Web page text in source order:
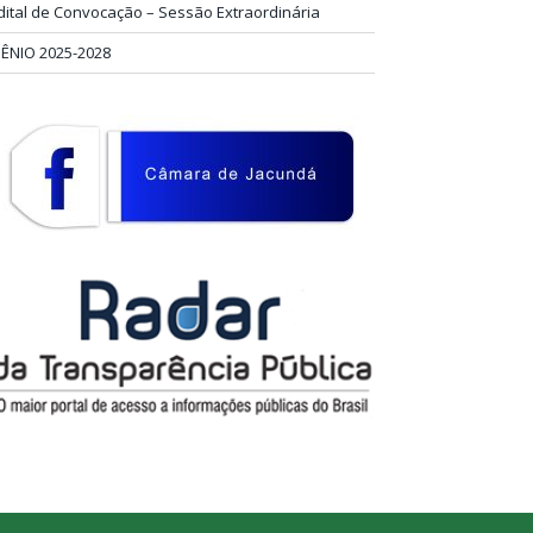
de Convocação – Sessão Extraordinária
2025-2028